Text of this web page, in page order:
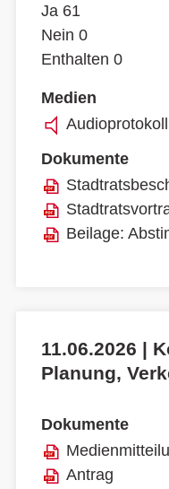
Ja 61
Nein 0
Enthalten 0
Medien
Audioprotokoll
Dokumente
Beilage:
11.06.2026 |
Planung,
Dokumente
Antrag